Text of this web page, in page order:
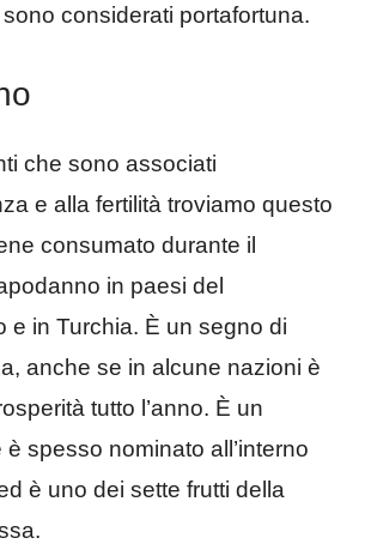
considerati portafortuna.
che sono associati
e alla fertilità troviamo questo
consumato durante il
in paesi del
e in Turchia. È un segno di
anche se in alcune nazioni è
tutto l’anno. È un
spesso nominato all’interno
è uno dei sette frutti della